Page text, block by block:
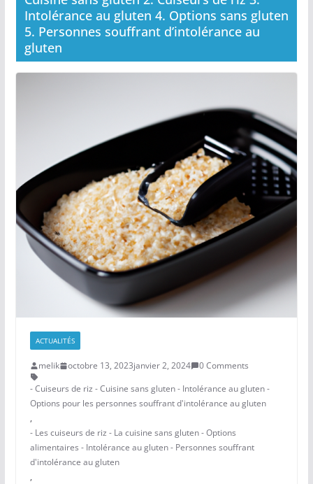
Intolérance au gluten 4. Options sans gluten
5. Personnes souffrant d’intolérance au
gluten
ACTUALITÉS
melik octobre 13, 2023janvier 2, 2024
0 Comments
- Cuiseurs de riz - Cuisine sans gluten - Intolérance au gluten -
Options pour les personnes souffrant d'intolérance au gluten
,
- Les cuiseurs de riz - La cuisine sans gluten - Options
alimentaires - Intolérance au gluten - Personnes souffrant
d'intolérance au gluten
,